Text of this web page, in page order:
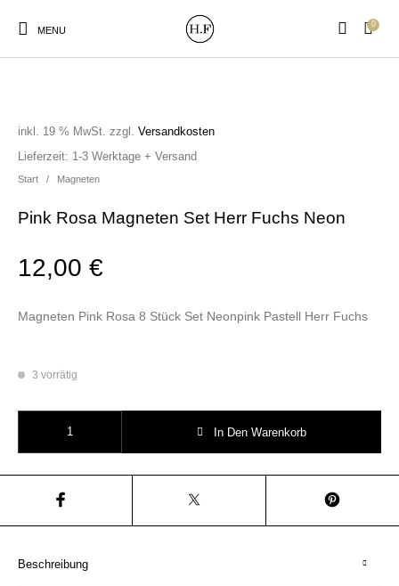
MENU
0
Print:
Strudia-Kampfkunst
Start / Magneten
Pink Rosa Magneten Set Herr Fuchs Neon
12,00€
inkl. 19 % MwSt. zzgl.Versandkosten
Magneten Pink Rosa 8 Stück Set Neonpink Pastell Herr Fuchs
Lieferzeit: 1-3 Werktage + Versand
3 vorrätig
In Den Warenkorb
Beschreibung